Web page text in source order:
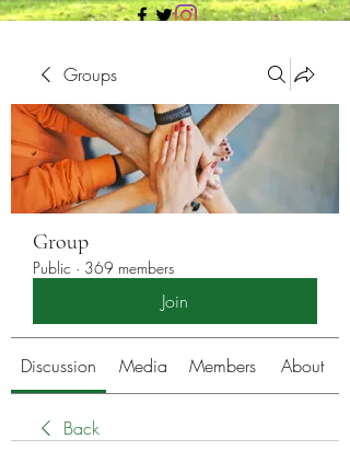
Groups
Group
Public · 369 members
Join
Discussion Media Members About
Back